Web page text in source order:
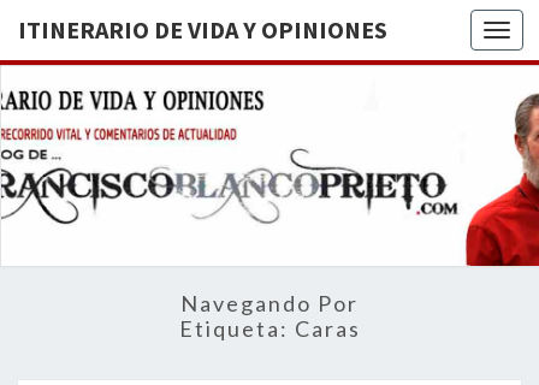
ITINERARIO DE VIDA Y OPINIONES
DE
BREVE
RECORRIDO
VITAL Y
ACTUALIDAD
Navegando Por
Etiqueta: Caras